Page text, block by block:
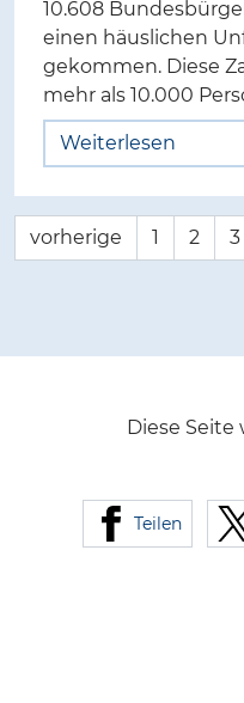
10.608
einen häuslichen
gekommen. Diese
mehr als 10.000
Weiterlesen
vorherige 1 2 3
Diese
Teilen